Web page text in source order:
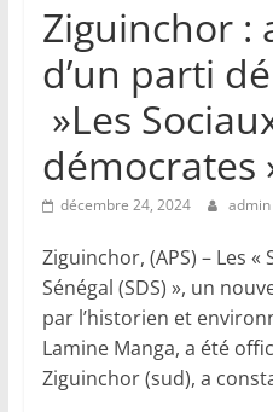
Ziguinchor :
d’un parti
»Les
démocrates
décembre 24, 2024 admin
Ziguinchor, (APS) – Les
Sénégal (SDS) », un
par l’historien et
Lamine Manga, a été
Ziguinchor (sud), a